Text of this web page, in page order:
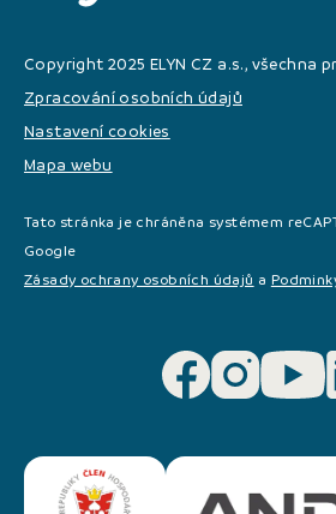
Copyright 2025 ELYN CZ a.s., všechna
Zpracování osobních údajů
Nastavení cookies
Mapa webu
Tato stránka je chráněna systémem
Google
Zásady ochrany osobních údajů a